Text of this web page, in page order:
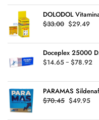
DOLODOL
$33.00 Original
was:
$33.00.
$29.49
is:
Doceplex 25000
$14.65- $78.92
PARAMAS
$70.45 Original
$49.95